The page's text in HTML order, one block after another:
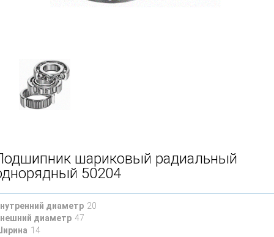
шариковый радиальный
50204
диаметр 20
диаметр 47
14